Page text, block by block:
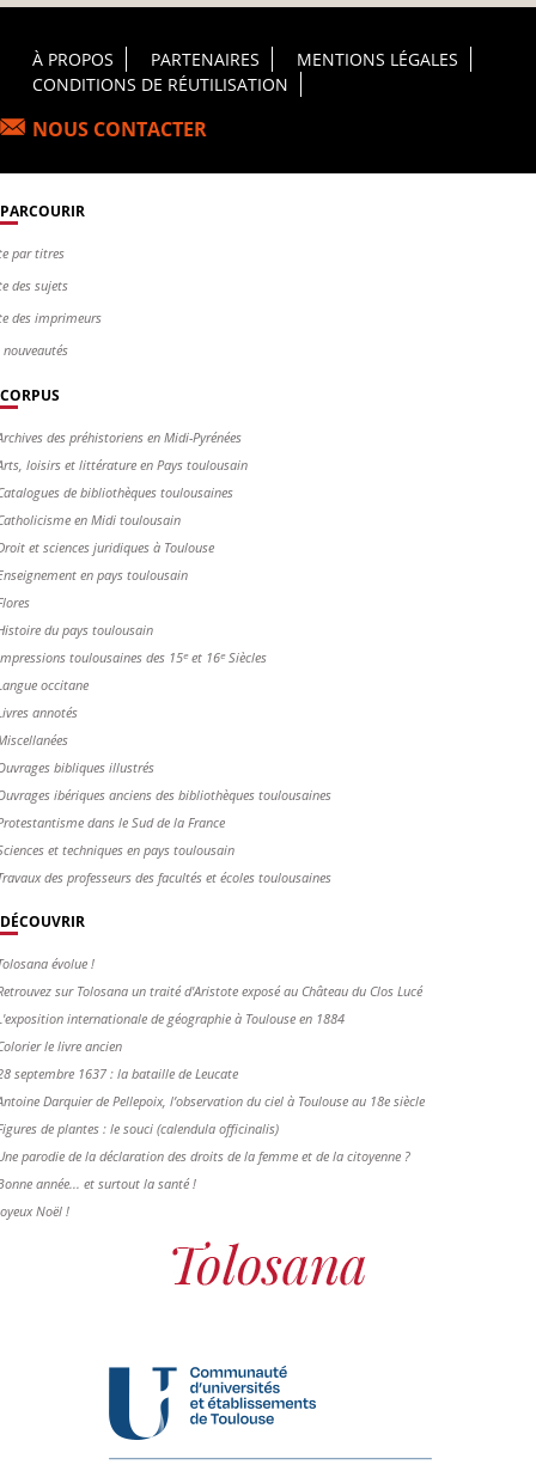
Footer Principal
À PROPOS PARTENAIRES
MENTIONS LÉGALES
CONDITIONS DE RÉUTILISATION
NOUS CONTACTER
PARCOURIR
par titres
des sujets
des imprimeurs
nouveautés
CORPUS
des préhistoriens en Midi-Pyrénées
loisirs et littérature en Pays toulousain
de bibliothèques toulousaines
en Midi toulousain
et sciences juridiques à Toulouse
en pays toulousain
du pays toulousain
toulousaines des 15ᵉ et 16ᵉ Siècles
occitane
annotés
bibliques illustrés
ibériques anciens des bibliothèques toulousaines
dans le Sud de la France
et techniques en pays toulousain
des professeurs des facultés et écoles toulousaines
DÉCOUVRIR
évolue !
sur Tolosana un traité d'Aristote exposé au Château du Clos Lucé
internationale de géographie à Toulouse en 1884
le livre ancien
septembre 1637 : la bataille de Leucate
Darquier de Pellepoix, l’observation du ciel à Toulouse au 18e siècle
de plantes : le souci (calendula officinalis)
parodie de la déclaration des droits de la femme et de la citoyenne ?
année... et surtout la santé !
Noël !